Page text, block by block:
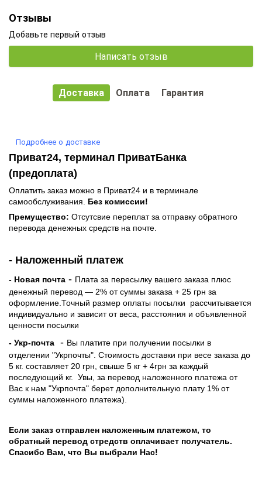
Отзывы
Добавьте первый отзыв
Написать отзыв
Доставка Оплата Гарантия
Подробнее о доставке
Приват24, терминал ПриватБанка
(предоплата)
Оплатить заказ можно в Приват24 и в терминале
самообслуживания. Без комиссии!
Премущество: Отсутсвие переплат за отправку обратного
перевода денежных средств на почте.
- Наложенный платеж
- Новая почта - Плата за пересылку вашего заказа плюс
денежный перевод — 2% от суммы заказа + 25 грн за
оформление.Точный размер оплаты посылки рассчитывается
индивидуально и зависит от веса, расстояния и объявленной
ценности посылки
- Укр-почта
- Вы платите при получении посылки в
отделении "Укрпочты". Стоимость доставки при весе заказа до
5 кг. составляет 20 грн, свыше 5 кг + 4грн за каждый
последующий кг. Увы, за перевод наложенного платежа от
Вас к нам "Укрпочта" берет дополнительную плату 1% от
суммы наложенного платежа).
Если заказ отправлен наложенным платежом, то
обратный перевод стредств оплачивает получатель.
Спасибо Вам, что Вы выбрали Нас!